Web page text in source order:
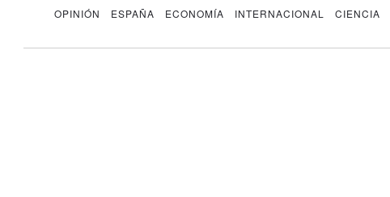
OPINIÓN ESPAÑA ECONOMÍA INTERNACIONAL CIENCIA